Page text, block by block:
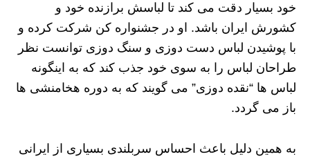
خود بسیار دقت می کند تا لباسش برازنده خود و
کشورش ایران باشد. او در جشنواره کن شرکت کرده و
با پوشیدن لباس دست دوزی و سنگ دوزی توانست نظر
طراحان لباس را به سوی خود جذب کند که به اینگونه
لباس ها “نقده دوزی” می‌ گویند که به دوره هخامنشی ها
باز می گردد.
به همین دلیل باعث احساس سربلندی بسیاری از ایرانی